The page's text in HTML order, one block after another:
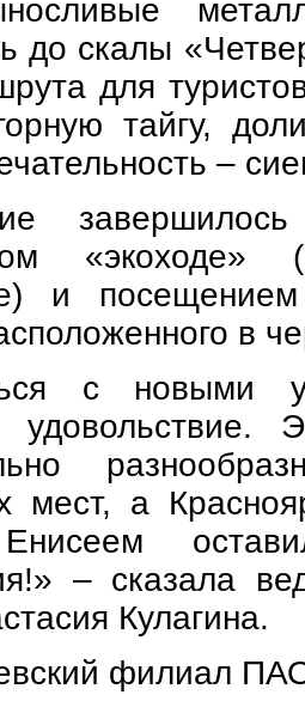
до скалы
для
тайгу,
–
«экоходе»
и
в
с новыми
удовольствие.
мест, а
– сказала
Кулагина.
филиал